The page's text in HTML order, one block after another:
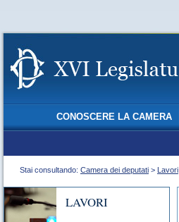
CONOSCERE LA CAMERA
Stai consultando: Camera dei deputati > Lavori
LAVORI